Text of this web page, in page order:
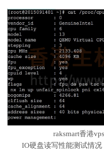
raksmart香港
IO硬盘读写性能测试情况